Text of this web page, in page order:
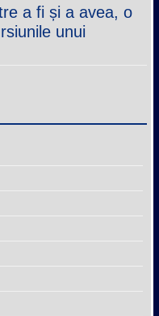
a fi și a avea, o
unui